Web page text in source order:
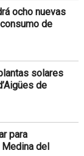
ocho nuevas
de
solares
de
para
Medina del